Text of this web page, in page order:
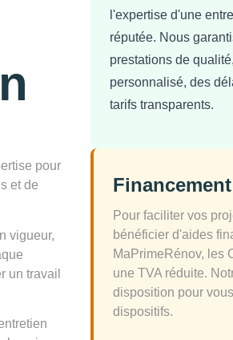
pour
et de
vigueur,
un travail
l'expertise d'une
réputée. Nous
prestations de
personnalisé, des
tarifs transparents.
Pour faciliter vos
bénéficier d'aides
MaPrimeRénov, les
une TVA réduite.
disposition pour
dispositifs.